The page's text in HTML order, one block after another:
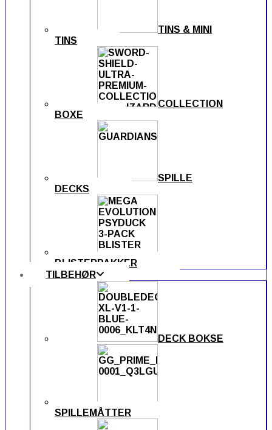
TINS & MINI
TINS
COLLECTION
BOXE
SPILLE
DECKS
BLISTERPAKKER
TILBEHØR
DECK BOKSE
SPILLEMÅTTER